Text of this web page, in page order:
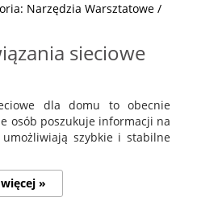
Narzędzia Warsztatowe /
sieciowe
dla domu to obecnie
osób poszukuje informacji na
szybkie i stabilne
»